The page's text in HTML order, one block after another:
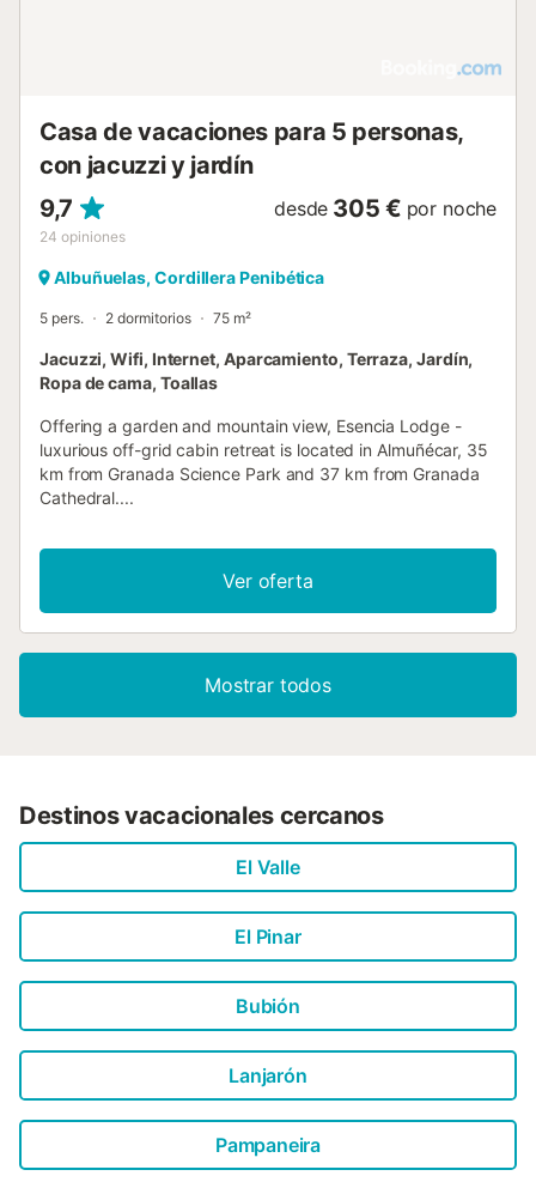
Casa de vacaciones para 5 personas,
con jacuzzi y jardín
9,7
24 opiniones
desde 305 € por noche
Albuñuelas, Cordillera Penibética
5 pers. 2 dormitorios 75 m²
Jacuzzi, Wifi, Internet, Aparcamiento, Terraza, Jardín,
Ropa de cama, Toallas
Offering a garden and mountain view, Esencia Lodge -
luxurious off-grid cabin retreat is located in Almuñécar, 35
km from Granada Science Park and 37 km from Granada
Cathedral....
Ver oferta
Mostrar todos
Destinos vacacionales cercanos
El Valle
El Pinar
Bubión
Lanjarón
Pampaneira